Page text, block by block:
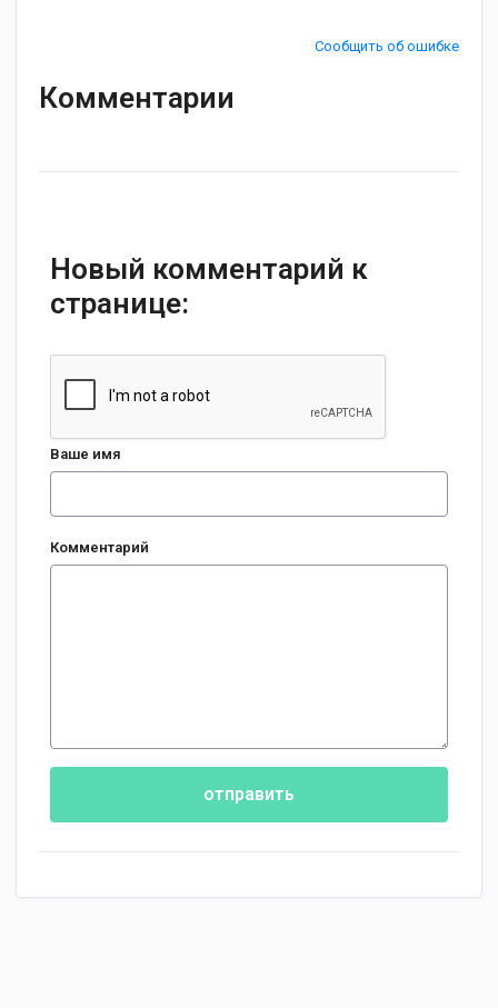
Сообщить об ошибке
Комментарии
Новый комментарий к
странице:
Ваше имя
Комментарий
отправить